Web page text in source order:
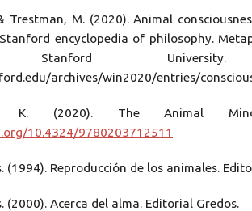
Trestman, M. (2020). Animal
encyclopedia of philosophy.
Stanford
archives/win2020/entries/
K. (2020). The Animal
10.4324/9780203712511
(1994). Reproducción de los animales.
(2000). Acerca del alma. Editorial Gredos.